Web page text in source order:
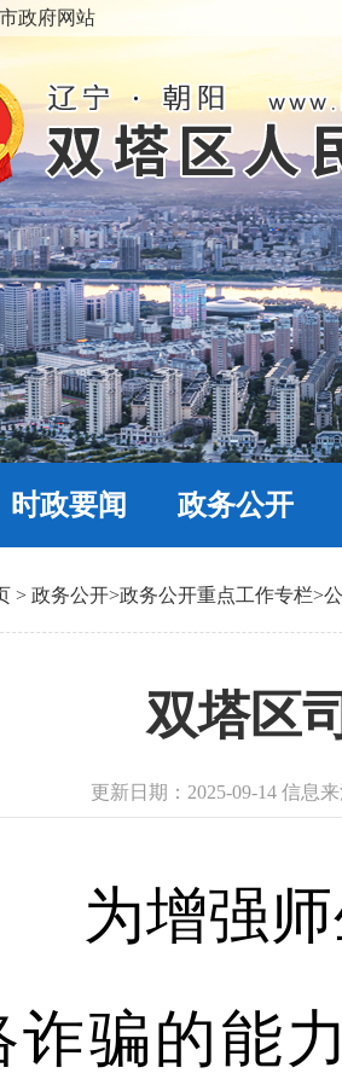
政府网站
时政要闻 政务公开
> 政务公开>政务公开重点工作专栏>
双塔区
更新日期：2025-09-14 信息
增强师
诈骗的能